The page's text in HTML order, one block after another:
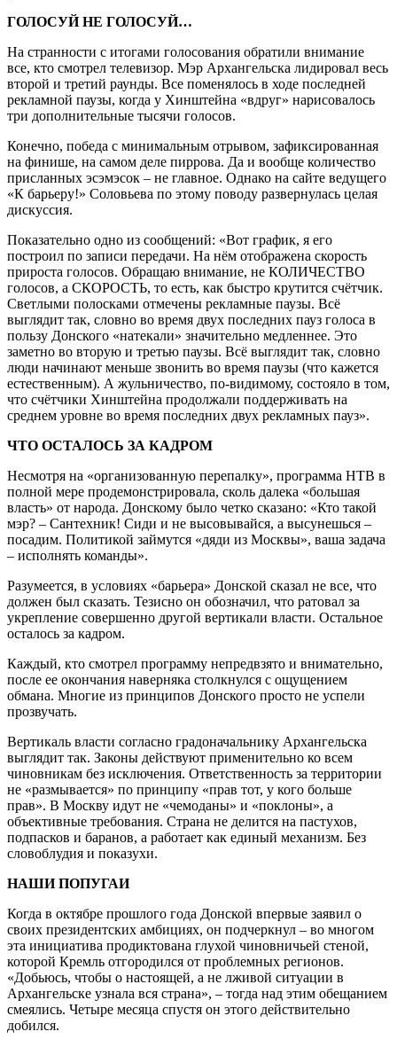
ГОЛОСУЙ НЕ ГОЛОСУЙ…
На странности с итогами голосования обратили внимание
все, кто смотрел телевизор. Мэр Архангельска лидировал весь
второй и третий раунды. Все поменялось в ходе последней
рекламной паузы, когда у Хинштейна «вдруг» нарисовалось
три дополнительные тысячи голосов.
Конечно, победа с минимальным отрывом, зафиксированная
на финише, на самом деле пиррова. Да и вообще количество
присланных эсэмэсок – не главное. Однако на сайте ведущего
«К барьеру!» Соловьева по этому поводу развернулась целая
дискуссия.
Показательно одно из сообщений: «Вот график, я его
построил по записи передачи. На нём отображена скорость
прироста голосов. Обращаю внимание, не КОЛИЧЕСТВО
голосов, а СКОРОСТЬ, то есть, как быстро крутится счётчик.
Светлыми полосками отмечены рекламные паузы. Всё
выглядит так, словно во время двух последних пауз голоса в
пользу Донского «натекали» значительно медленнее. Это
заметно во вторую и третью паузы. Всё выглядит так, словно
люди начинают меньше звонить во время паузы (что кажется
естественным). А жульничество, по­-видимому, состояло в том,
что счётчики Хинштейна продолжали поддерживать на
среднем уровне во время последних двух рекламных пауз».
ЧТО ОСТАЛОСЬ ЗА КАДРОМ
Несмотря на «организованную перепалку», программа НТВ в
полной мере продемонстрировала, сколь далека «большая
власть» от народа. Донскому было четко сказано: «Кто такой
мэр? – Сантехник! Сиди и не высовывайся, а высунешься –
посадим. Политикой займутся «дяди из Москвы», ваша задача
– исполнять команды».
Разумеется, в условиях «барьера» Донской сказал не все, что
должен был сказать. Тезисно он обозначил, что ратовал за
укрепление совершенно другой вертикали власти. Остальное
осталось за кадром.
Каждый, кто смотрел программу непредвзято и внимательно,
после ее окончания наверняка столкнулся с ощущением
обмана. Многие из принципов Донского просто не успели
прозвучать.
Вертикаль власти согласно градоначальнику Архангельска
выглядит так. Законы действуют применительно ко всем
чиновникам без исключения. Ответственность за территории
не «размывается» по принципу «прав тот, у кого больше
прав». В Москву идут не «чемоданы» и «поклоны», а
объективные требования. Страна не делится на пастухов,
подпасков и баранов, а работает как единый механизм. Без
словоблудия и показухи.
НАШИ ПОПУГАИ
Когда в октябре прошлого года Донской впервые заявил о
своих президентских амбициях, он подчеркнул – во многом
эта инициатива продиктована глухой чиновничьей стеной,
которой Кремль отгородился от проблемных регионов.
«Добьюсь, чтобы о настоящей, а не лживой ситуации в
Архангельске узнала вся страна», – тогда над этим обещанием
смеялись. Четыре месяца спустя он этого действительно
добился.